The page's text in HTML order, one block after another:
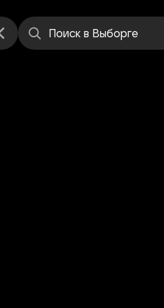
Поиск в Выборге
Места